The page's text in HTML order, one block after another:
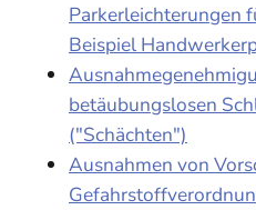
Parkerleichterungen
Beispiel
betäubungslosen
("Schächten")
Ausnahmen von